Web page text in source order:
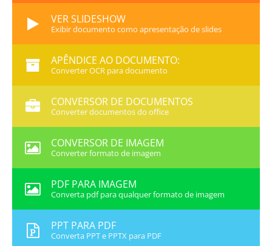
VER SLIDESHOW
Exibir documento como apresentação de slides
APÊNDICE AO DOCUMENTO:
Converter OCR para documento
CONVERSOR DE DOCUMENTOS
Converter documentos do office
CONVERSOR DE IMAGEM
Converter formato de imagem
PDF PARA IMAGEM
Converta pdf para qualquer formato de imagem
PPT PARA PDF
Converta PPT e PPTX para PDF